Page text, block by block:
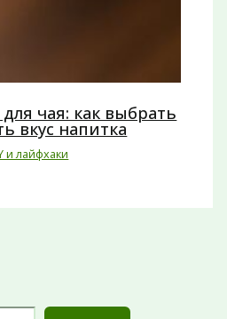
чая: как выбрать
вкус напитка
и лайфхаки